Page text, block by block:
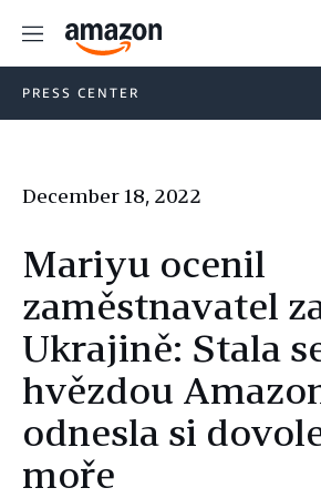
Menu
PRESS CENTER
December 18, 2022
Mariyu ocenil
zaměstnavatel
Ukrajině: Stala
hvězdou
odnesla si
moře